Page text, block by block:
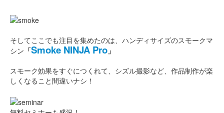
そしてここでも注目を集めたのは、ハンディサイズのスモークマ
シン 「Smoke NINJA Pro 」
スモーク効果をすぐにつくれて、シズル撮影など、作品制作が楽
しくなること間違いナシ！